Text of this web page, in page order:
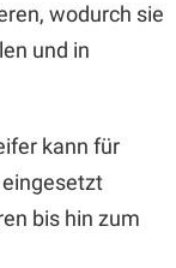
wodurch sie
und in
kann für
bis hin zum